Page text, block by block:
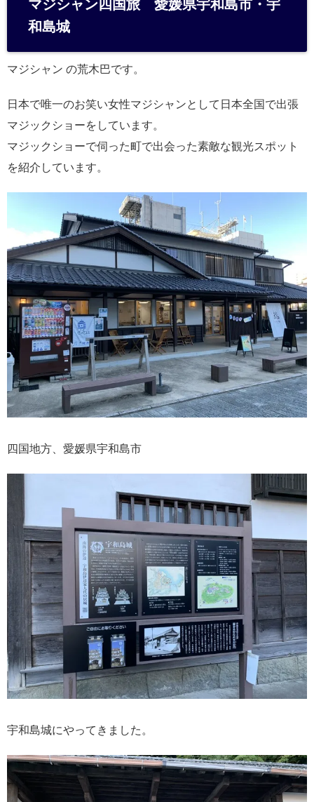
n
マジシャン四国旅 愛媛県宇和島市・宇
和島城
マジシャン の荒木巴です。
日本で唯一のお笑い女性マジシャンとして日本全国で出張
マジックショーをしています。
マジックショーで伺った町で出会った素敵な観光スポット
を紹介しています。
四国地方、愛媛県宇和島市
宇和島城にやってきました。